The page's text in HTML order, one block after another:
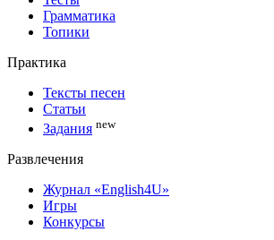
Грамматика
Топики
Практика
Тексты песен
Статьи
Задания new
Развлечения
Журнал «English4U»
Игры
Конкурсы